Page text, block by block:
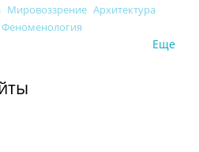
Мировоззрение Архитектура
Феноменология
Еще